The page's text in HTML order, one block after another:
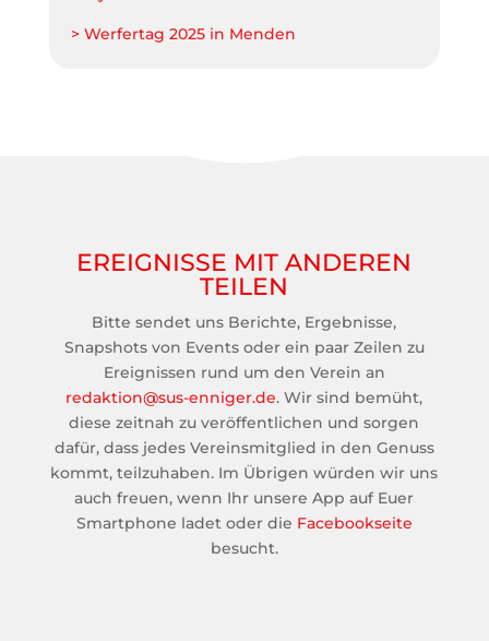
> Werfertag 2025 in Menden
EREIGNISSE MIT ANDEREN
TEILEN
Bitte sendet uns Berichte, Ergebnisse,
Snapshots von Events oder ein paar Zeilen zu
Ereignissen rund um den Verein an
redaktion@sus-enniger.de. Wir sind bemüht,
diese zeitnah zu veröffentlichen und sorgen
dafür, dass jedes Vereinsmitglied in den Genuss
kommt, teilzuhaben. Im Übrigen würden wir uns
auch freuen, wenn Ihr unsere App auf Euer
Smartphone ladet oder die Facebookseite
besucht.